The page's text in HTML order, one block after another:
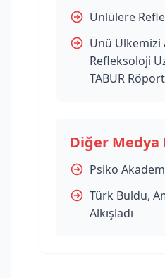
Ünlülere
Ünü Ülkemizi
Refleksoloji
TABUR
Diğer Medya
Psiko
Türk Buldu,
Alkışladı